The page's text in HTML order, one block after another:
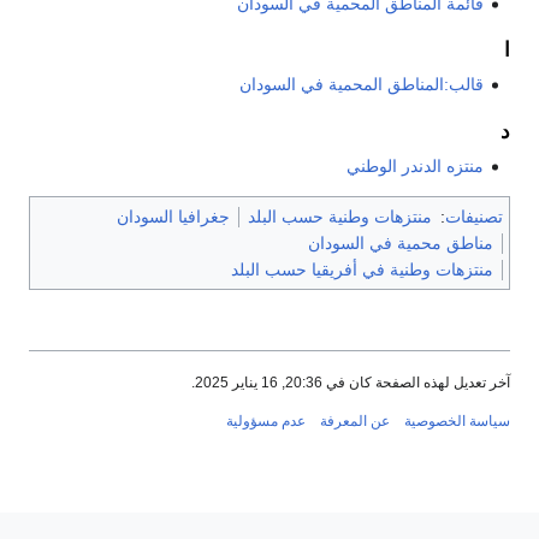
قالب:المناطق المحمية في السودان
د
منتزه الدندر الوطني
تصنيفات: منتزهات وطنية حسب البلد
جغرافيا السودان
مناطق محمية في السودان
منتزهات وطنية في أفريقيا حسب البلد
آخر تعديل لهذه الصفحة كان في 20:36, 16 يناير 2025.
سياسة الخصوصية عن المعرفة عدم مسؤولية